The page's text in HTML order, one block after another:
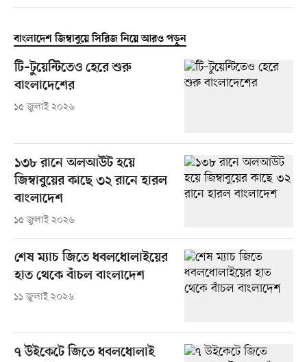
বাংলাদেশ জিম্বাবুয়ে সিরিজ নিয়ে আরও পড়ুন
টি–টুয়েন্টিতেও হেরে শুরু
বাংলাদেশের
১৫ জুলাই ২০২৬
১৩৮ রানে অলআউট হয়ে
জিম্বাবুয়ের কাছে ৩২ রানে হারল
বাংলাদেশ
১৫ জুলাই ২০২৬
শেষ ম্যাচ জিতে ধবলধোলাইয়ের
হাত থেকে বাঁচল বাংলাদেশ
১১ জুলাই ২০২৬
৭ উইকেটে জিতে ধবলধোলাই